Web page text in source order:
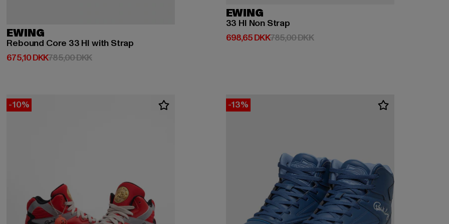
EWING
Rebound Core 33 HI with Strap
675,10 DKK
Nuværende pris: 675,10 DKK
785,00 DKKKampagnepris: 785,00 DKK
EWING
33 HI Non Strap
698,65 DKK
Nuværende pris: 698,65 DKK
785,00 DKKKampagnepris: 785,00 DKK
-10% -13%